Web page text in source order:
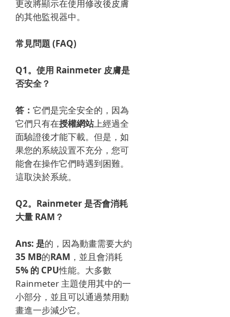
更改將顯示在使用修改後皮膚
的其他監視器中。
常見問題 (FAQ)
Q1。 使用 Rainmeter 皮膚是
否安全？
答： 它們是完全安全的，因為
它們只有在授權網站上經過全
面驗證後才能下載。 但是，如
果您的系統設置不充分，您可
能會在操作它們時遇到困難。
這取決於系統。
Q2。 Rainmeter 是否會消耗
大量 RAM？
Ans: 是的，因為動畫需要大約
35 MB的RAM ，並且會消耗
5% 的 CPU性能。 大多數
Rainmeter 主題使用其中的一
小部分，並且可以通過禁用動
畫進一步減少它。